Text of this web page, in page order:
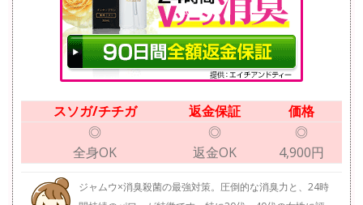
スソガ/チチガ 返金保証
価格
◎
全身OK
◎
返金OK
◎
4,900円
ジャムウ×消臭殺菌の最強対策。圧倒的な消臭力と、24時